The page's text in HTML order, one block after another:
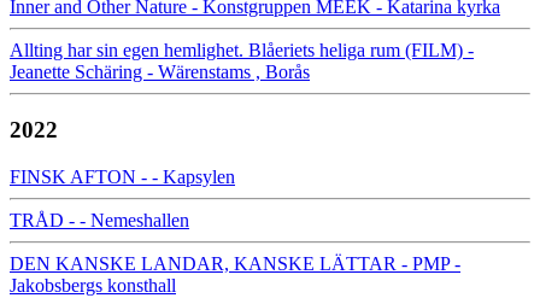
Inner and Other Nature - Konstgruppen MEEK - Katarina kyrka
Allting har sin egen hemlighet. Blåeriets heliga rum (FILM) -
Jeanette Schäring - Wärenstams , Borås
2022
FINSK AFTON - - Kapsylen
TRÅD - - Nemeshallen
DEN KANSKE LANDAR, KANSKE LÄTTAR - PMP -
Jakobsbergs konsthall